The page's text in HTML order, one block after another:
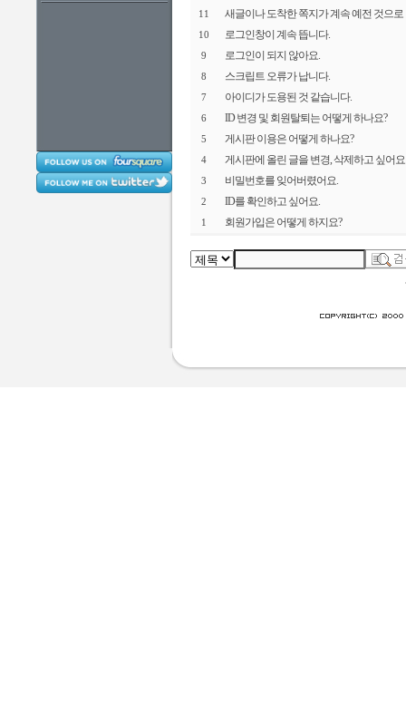
11 새글이나 도착한 쪽지가 계속 예전 것으로
10 로그인창이 계속 뜹니다.
9 로그인이 되지 않아요.
8 스크립트 오류가 납니다.
7 아이디가 도용된 것 같습니다.
6 ID 변경 및 회원탈퇴는 어떻게 하나요?
5 게시판 이용은 어떻게 하나요?
4 게시판에 올린 글을 변경, 삭제하고 싶어
3 비밀번호를 잊어버렸어요.
2 ID를 확인하고 싶어요.
1 회원가입은 어떻게 하지요?